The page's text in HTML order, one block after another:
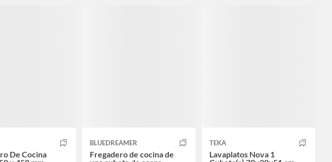
De Cocina
BLUEDREAMER
Fregadero de cocina de
TEKA
Lavaplatos Nova 1